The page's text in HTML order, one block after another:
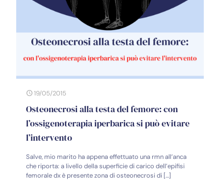
19/05/2015
Osteonecrosi alla testa del femore: con
l’ossigenoterapia iperbarica si può evitare
l’intervento
Salve, mio marito ha appena effettuato una rmn all’anca
che riporta: a livello della superficie di carico dell’epifisi
femorale dx è presente zona di osteonecrosi di […]